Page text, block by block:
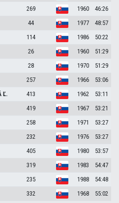
269 1960
46:26
44 1977
48:57
114 1986
50:22
26 1960
51:29
28 1970
51:29
257 1966
53:06
Ľ. 413 1962
53:11
419 1967
53:21
258 1971
53:27
232 1976
53:27
405 1980
53:57
319 1983
54:47
235 1988
54:48
332 1968 55:02